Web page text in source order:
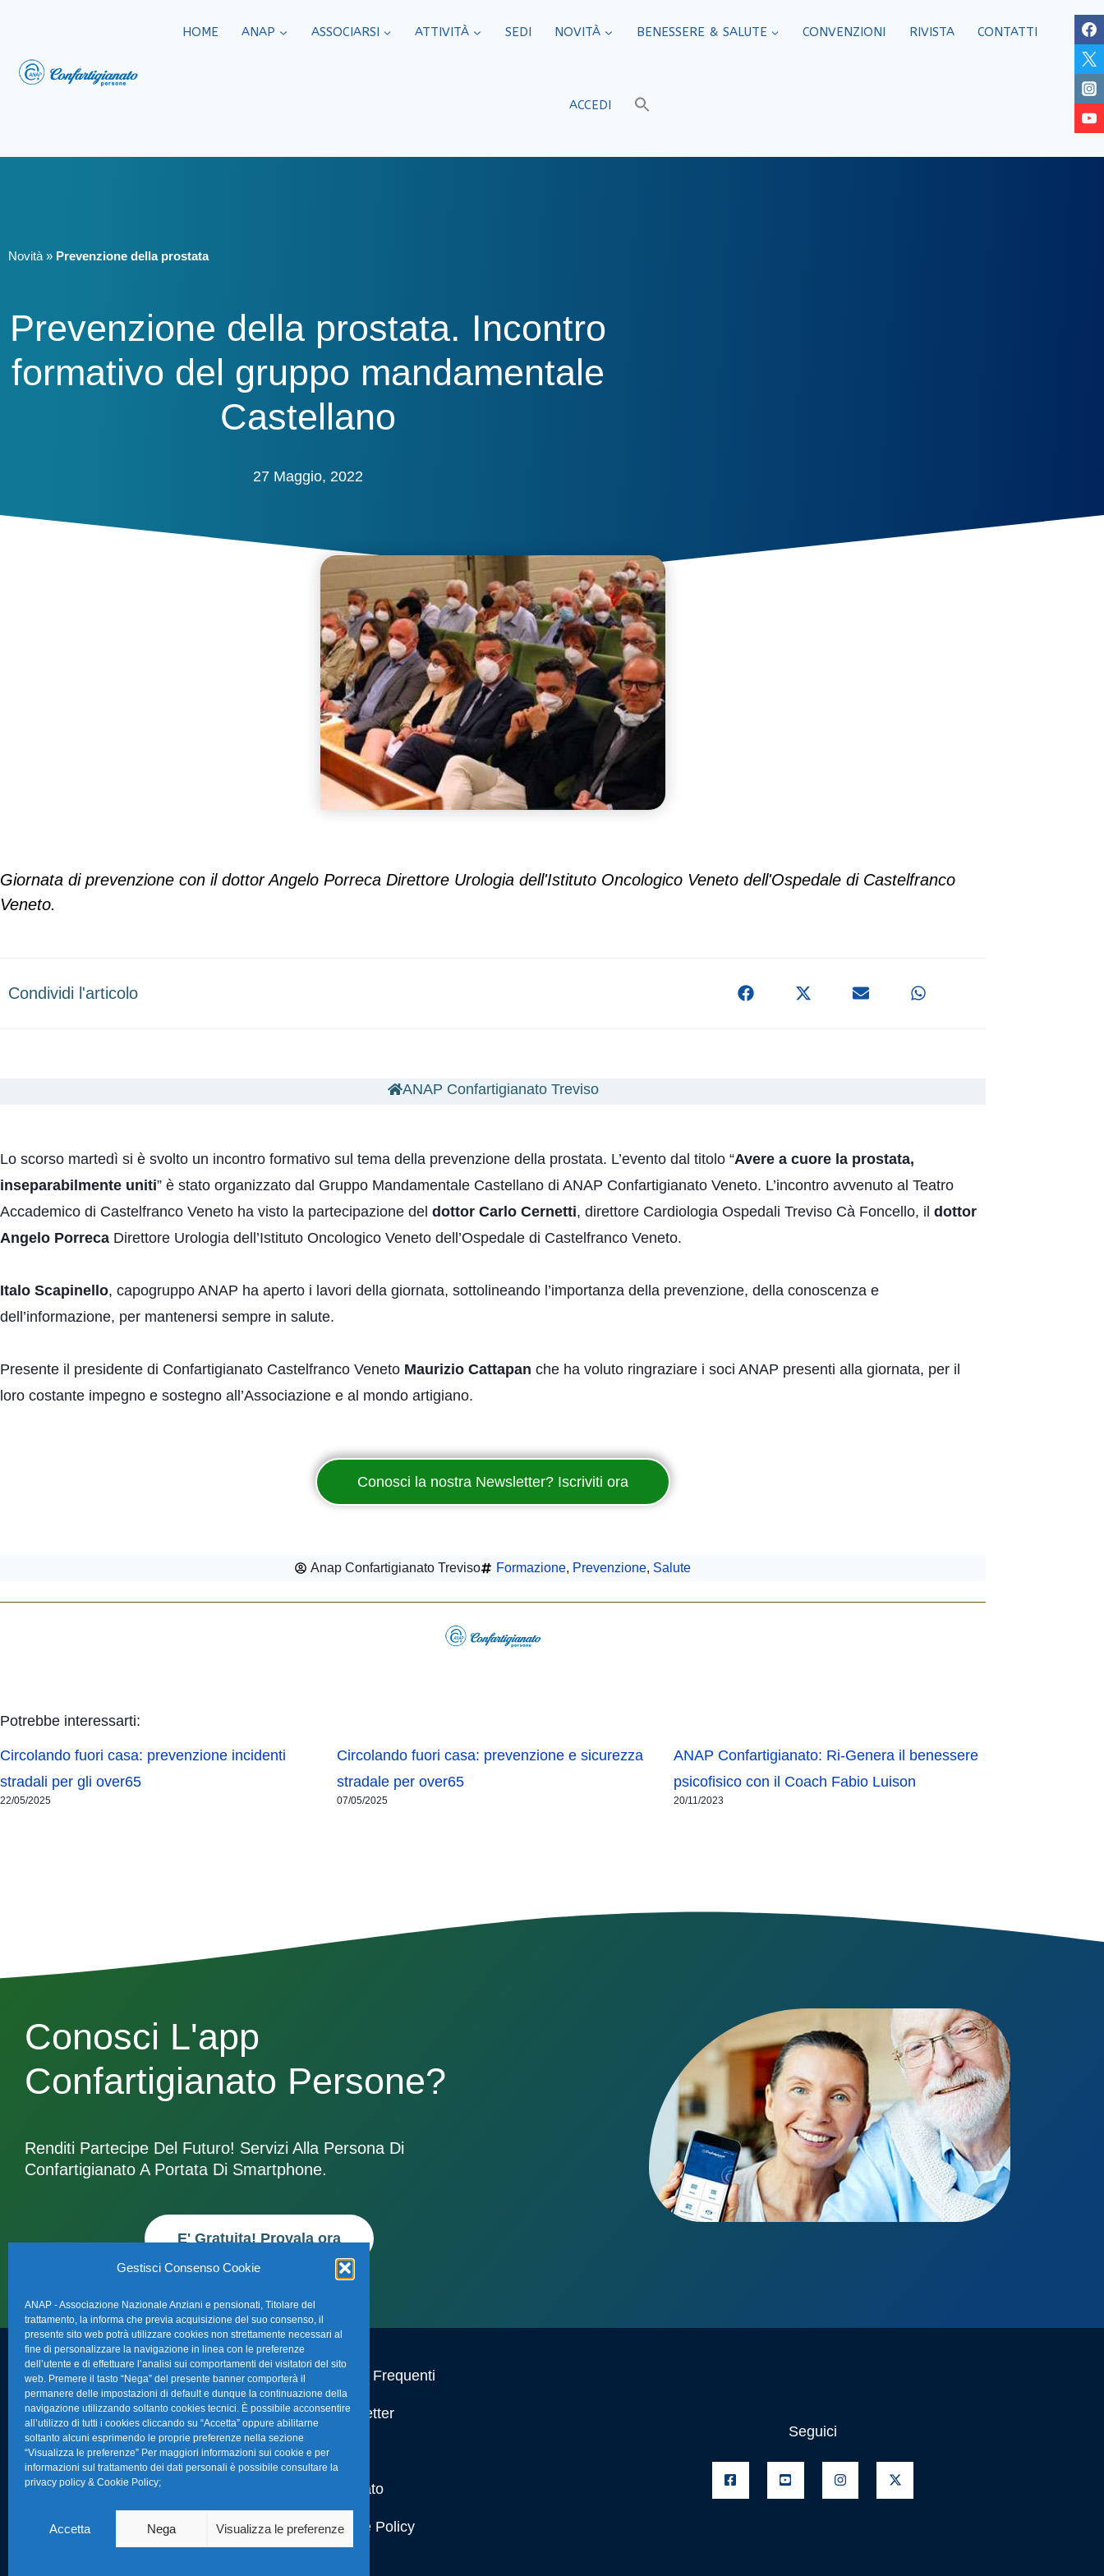
Gestisci Consenso Cookie
ANAP - Associazione Nazionale Anziani e pensionati, Titolare del
trattamento, la informa che previa acquisizione del suo consenso, il
presente sito web potrà utilizzare cookies non strettamente necessari al
fine di personalizzare la navigazione in linea con le preferenze
dell’utente e di effettuare l’analisi sui comportamenti dei visitatori del sito
web. Premere il tasto “Nega” del presente banner comporterà il
permanere delle impostazioni di default e dunque la continuazione della
navigazione utilizzando soltanto cookies tecnici. È possibile acconsentire
all’utilizzo di tutti i cookies cliccando su “Accetta” oppure abilitarne
soltanto alcuni esprimendo le proprie preferenze nella sezione
“Visualizza le preferenze” Per maggiori informazioni sui cookie e per
informazioni sul trattamento dei dati personali è possibile consultare la
privacy policy & Cookie Policy;
Accetta Nega Visualizza le preferenze
HOME ANAP ASSOCIARSI ATTIVITÀ SEDI​ NOVITÀ BENESSERE & SALUTE CONVENZIONI RIVISTA CONTATTI
ACCEDI
Novità » Prevenzione della prostata
Prevenzione della prostata. Incontro
formativo del gruppo mandamentale
Castellano
27 Maggio, 2022
Giornata di prevenzione con il dottor Angelo Porreca Direttore Urologia dell'Istituto Oncologico Veneto dell'Ospedale di Castelfranco
Veneto.
Condividi l'articolo
ANAP Confartigianato Treviso
Lo scorso martedì si è svolto un incontro formativo sul tema della prevenzione della prostata. L’evento dal titolo “Avere a cuore la prostata,
inseparabilmente uniti” è stato organizzato dal Gruppo Mandamentale Castellano di ANAP Confartigianato Veneto. L’incontro avvenuto al Teatro
Accademico di Castelfranco Veneto ha visto la partecipazione del dottor Carlo Cernetti, direttore Cardiologia Ospedali Treviso Cà Foncello, il dottor
Angelo Porreca Direttore Urologia dell’Istituto Oncologico Veneto dell’Ospedale di Castelfranco Veneto.
Italo Scapinello, capogruppo ANAP ha aperto i lavori della giornata, sottolineando l’importanza della prevenzione, della conoscenza e
dell’informazione, per mantenersi sempre in salute.
Presente il presidente di Confartigianato Castelfranco Veneto Maurizio Cattapan che ha voluto ringraziare i soci ANAP presenti alla giornata, per il
loro costante impegno e sostegno all’Associazione e al mondo artigiano.
Conosci la nostra Newsletter? Iscriviti ora
Anap Confartigianato Treviso Formazione, Prevenzione, Salute
Potrebbe interessarti:
Circolando fuori casa: prevenzione incidenti
stradali per gli over65
22/05/2025
Circolando fuori casa: prevenzione e sicurezza
stradale per over65
07/05/2025
ANAP Confartigianato: Ri-Genera il benessere
psicofisico con il Coach Fabio Luison
20/11/2023
Conosci L'app
Confartigianato Persone?
Renditi Partecipe Del Futuro! Servizi Alla Persona Di
Confartigianato A Portata Di Smartphone.
E' Gratuita! Provala ora
Sede Nazionale Anap Confartigianato:
Indirizzo: Via S. Giovanni in Laterano,
152 – 00184 Roma RM
Telefono: 0670374202
E-mail: anap@confartigianato.it
FAQ – Domande Frequenti
La nostra Newsletter
Link Utili
TG Confartigianato
Privacy & Cookie Policy
Seguici